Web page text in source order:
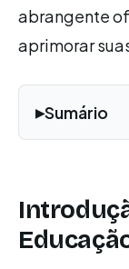
abrangente
aprimorar
Sumário